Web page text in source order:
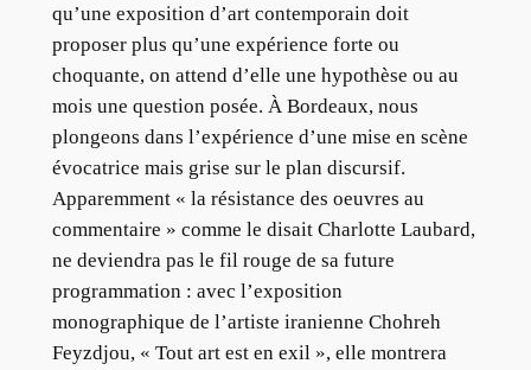
qu’une exposition d’art contemporain doit
proposer plus qu’une expérience forte ou
choquante, on attend d’elle une hypothèse ou au
mois une question posée. À Bordeaux, nous
plongeons dans l’expérience d’une mise en scène
évocatrice mais grise sur le plan discursif.
Apparemment « la résistance des oeuvres au
commentaire » comme le disait Charlotte Laubard,
ne deviendra pas le fil rouge de sa future
programmation : avec l’exposition
monographique de l’artiste iranienne Chohreh
Feyzdjou, « Tout art est en exil », elle montrera